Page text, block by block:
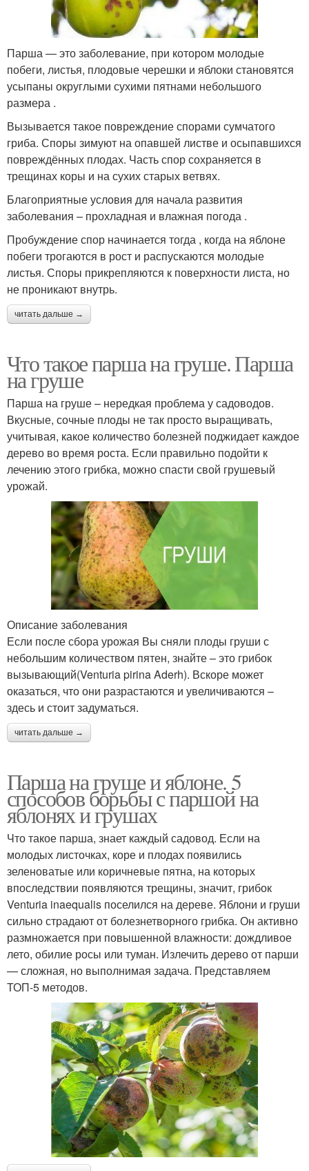
Парша — это заболевание, при котором молодые
побеги, листья, плодовые черешки и яблоки становятся
усыпаны округлыми сухими пятнами небольшого
размера .
Вызывается такое повреждение спорами сумчатого
гриба. Споры зимуют на опавшей листве и осыпавшихся
повреждённых плодах. Часть спор сохраняется в
трещинах коры и на сухих старых ветвях.
Благоприятные условия для начала развития
заболевания – прохладная и влажная погода .
Пробуждение спор начинается тогда , когда на яблоне
побеги трогаются в рост и распускаются молодые
листья. Споры прикрепляются к поверхности листа, но
не проникают внутрь.
читать дальше →
Что такое парша на груше. Парша
на груше
Парша на груше – нередкая проблема у садоводов.
Вкусные, сочные плоды не так просто выращивать,
учитывая, какое количество болезней поджидает каждое
дерево во время роста. Если правильно подойти к
лечению этого грибка, можно спасти свой грушевый
урожай.
Описание заболевания
Если после сбора урожая Вы сняли плоды груши с
небольшим количеством пятен, знайте – это грибок
вызывающий(Venturia pirina Aderh). Вскоре может
оказаться, что они разрастаются и увеличиваются –
здесь и стоит задуматься.
читать дальше →
Парша на груше и яблоне. 5
способов борьбы с паршой на
яблонях и грушах
Что такое парша, знает каждый садовод. Если на
молодых листочках, коре и плодах появились
зеленоватые или коричневые пятна, на которых
впоследствии появляются трещины, значит, грибок
Venturia inaequalis поселился на дереве. Яблони и груши
сильно страдают от болезнетворного грибка. Он активно
размножается при повышенной влажности: дождливое
лето, обилие росы или туман. Излечить дерево от парши
— сложная, но выполнимая задача. Представляем
ТОП-5 методов.